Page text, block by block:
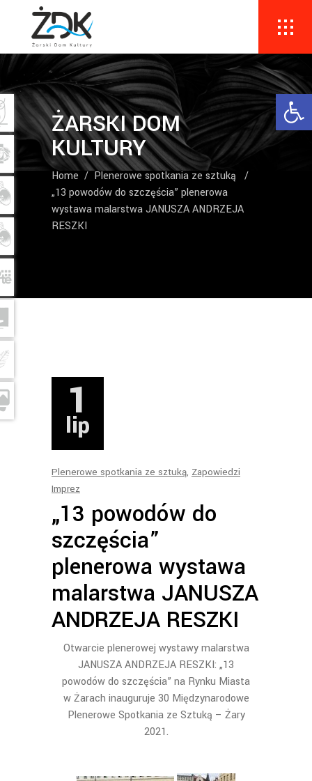
ŻARSKI DOM
KULTURY
Home/Plenerowe spotkania ze sztuką
/
„13 powodów do szczęścia” plenerowa
wystawa malarstwa JANUSZA ANDRZEJA
RESZKI
1
lip
Plenerowe spotkania ze sztuką, Zapowiedzi
Imprez
„13 powodów do
szczęścia”
plenerowa wystawa
malarstwa JANUSZA
ANDRZEJA RESZKI
Otwarcie plenerowej wystawy malarstwa
JANUSZA ANDRZEJA RESZKI: „13
powodów do szczęścia” na Rynku Miasta
w Żarach inauguruje 30 Międzynarodowe
Plenerowe Spotkania ze Sztuką – Żary
2021.